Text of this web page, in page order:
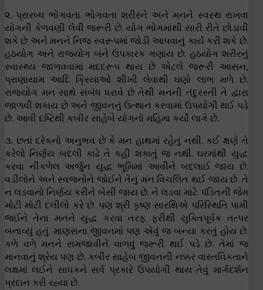
૨. પ્રારબ્ધ ભોગવતા ભોગવતા શરીરને અને મનને સ્વસ્થ રાખવા
યોગની કેળવણી લેવી જરૂરી છે. યોગ ભોગમાંથી સારી રીતે છોડાવી
શકે છે અને મનને નિજ સ્વરૂપમાં જોડી આપવાનું કાર્ય કરી શકે છે.
હઠયોગ અને રાજયોગ બંને ઉપકારક ગણાય છે. હઠયોગ શરીરનું
સ્વાસ્થ્ય જાળવવામાં મદદરૂપ થાય છે એટલે જરૂરી આસન,
પ્રાણાયામ આદિ ક્રિયાઓ શીખી લેવાથી ઘણો લાભ મળે છે.
રાજયોગ મન સાથે સંબંધ ધરાવે છે તેથી મનની તંદુરસ્તી તે દ્વારા
જાળવી શકાય છે અને જીવનનું ઉત્થાન કરવામાં ઉપયોગી થઈ પડે
છે. આવી દષ્ટિથી કબીર સાહેબે યોગનો મહિમા કર્યો લાગે છે.
૩. છતાં દરેકનો અનુભવ છે કે મન હાથમાં રહેતું નથી. કઈ ક્ષણે તે
કરેલો નિર્ણય બદલી કાઢે તે કહી શકાતું જ નથી. ઘરમાંથી યુદ્ધ
કરવા નીકળેલ અર્જુન યુદ્ધ ભૂમિમાં આવીને બદલાઈ જાય છે.
વડીલોને અને સ્વજનોને જોઈને તેનું મન વિચલિત થઈ જાય છે. તે
ન લડવાનો નિર્ણય કરીને બેસી જાય છે. ને લડવા માટે પંડિતની જેમ
મોટી મોટી દલીલો કરે છે. પણ શ્રી કૃષ્ણ સારથિએ પરિસ્થિતિ પામી
જઈને તેના મનને યુદ્ધ કરવા તરફ ફરીથી યુક્તિપૂર્વક તત્પર
બનાવ્યું હતું. માણસના જીવનમાં પણ એવું જ બન્યા કરતું હોય છે.
કળે વળે મનને સમજાવીને વાળવું જરૂરી થઈ પડે છે. તેમાં જ
માનવાનું શ્રેય પણ છે. કબીર સાહેબ જીવનની નક્કર વાસ્તવિકતાને
લક્ષમાં લઈને સાધકને સર્વ પ્રકારે ઉપયોગી થાય તેવું માર્ગદર્શન
પ્રદાન કરી રહ્યા છે.